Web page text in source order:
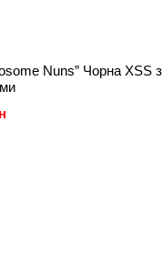
Nuns” Чорна XSS з